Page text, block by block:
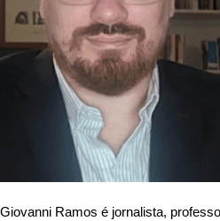
Giovanni Ramos é jornalista,